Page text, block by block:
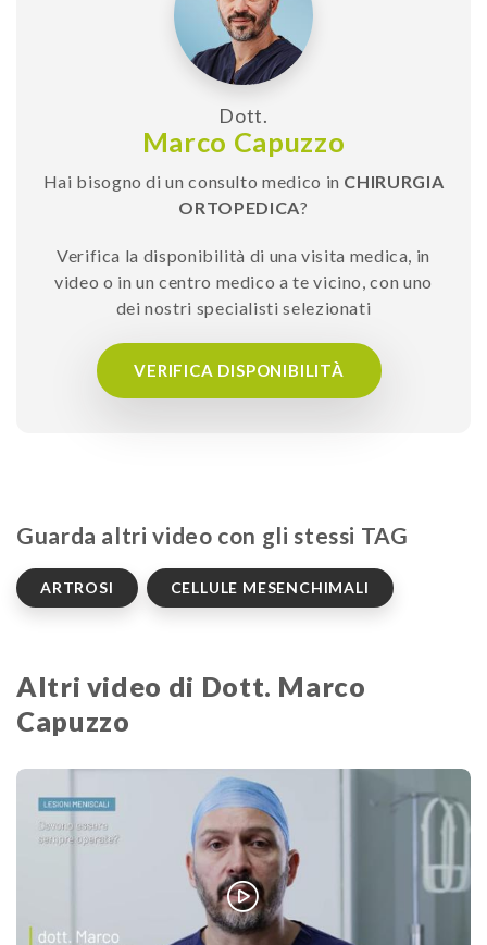
Dott.
Marco Capuzzo
Hai bisogno di un consulto medico in CHIRURGIA
ORTOPEDICA?
Verifica la disponibilità di una visita medica, in
video o in un centro medico a te vicino, con uno
dei nostri specialisti selezionati
VERIFICA DISPONIBILITÀ
Guarda altri video con gli stessi TAG
ARTROSI CELLULE MESENCHIMALI
Altri video di Dott. Marco
Capuzzo